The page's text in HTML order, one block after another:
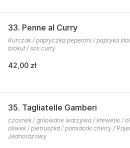
33. Penne al Curry
Kurczak / papryczka peperoni / papryka
brokuł / sos curry
42,00 zł
35. Tagliatelle Gamberi
czosnek / grilowane warzywa / krewetki /
oliwek / pietruszka / pomidorki cherry /
Jednorazowy